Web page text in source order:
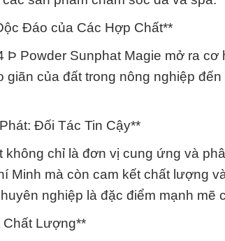
Đáo của Các Hợp Chất**
Þ Powder Sunphat Magie mở ra
của đất trong nông nghiệp
Đối Tác Tin Cậy**
chỉ là đơn vị cung ứng và
Minh mà còn cam kết chất lượng
nghiệp là đặc điểm mạnh mẽ
Chất Lượng**